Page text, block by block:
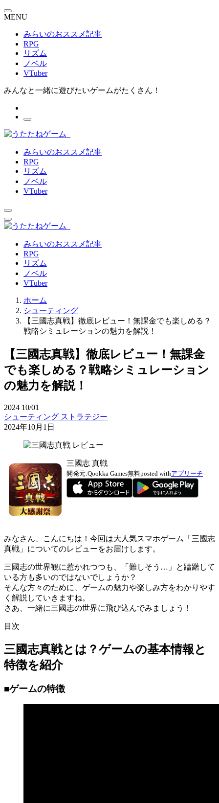
MENU
みらいのおススメ記事
RPG
リズム
ノベル
VTuber
みんなと一緒に遊びたいゲームがたくさん！
みらいのおススメ記事
RPG
リズム
ノベル
VTuber
みらいのおススメ記事
RPG
リズム
ノベル
VTuber
ホーム
シューティング
【三國志真戦】徹底レビュー！無課金でも楽しめる？
戦略シミュレーションの魅力を解説！
【三國志真戦】徹底レビュー！無課金
でも楽しめる？戦略シミュレーション
の魅力を解説！
2024 10/01
シューティング ストラテジー
2024年10月1日
三國志 真戦
開発元:Qookka Games無料posted withアプリーチ
みなさん、こんにちは！今回は大人気スマホゲーム「三國志
真戦」についてのレビューをお届けします。
三國志の世界観に惹かれつつも、「難しそう…」と躊躇して
いる方も多いのではないでしょうか？
そんな方々のために、ゲームの魅力や楽しみ方をわかりやす
く解説していきますね。
さあ、一緒に三國志の世界に飛び込んでみましょう！
目次
三國志真戦とは？ゲームの基本情報と
特徴を紹介
■ゲームの特徴